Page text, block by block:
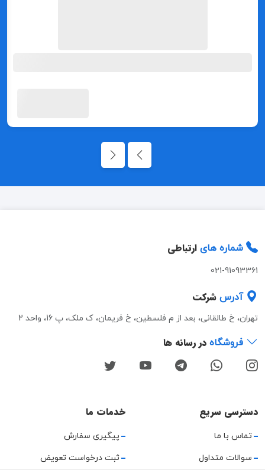
شماره های ارتباطی
021-91093361
آدرس شرکت
تهران، خ طالقانی، بعد از م فلسطین، خ فریمان، ک ملک، پ 16، واحد 2
فروشگاه در رسانه ها
دسترسی سریع
تماس با ما
سوالات متداول
خدمات ما
پیگیری سفارش
ثبت درخواست تعویض